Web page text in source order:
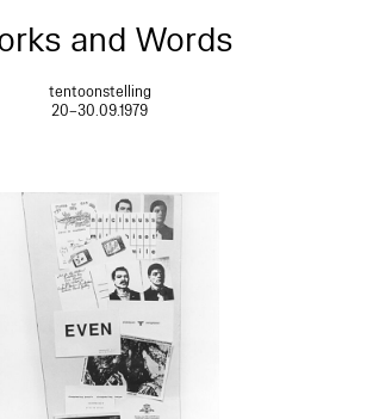
and Words
tentoonstelling
20–30.09.1979